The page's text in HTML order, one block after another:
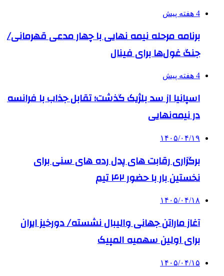
4 هفته پیش
برنامه مرحله نیمه نهایی با چهار مدعی قهرمانی/
جنگ غول‌ها برای فینال
4 هفته پیش
اسپانیا از سد بلژیک گذشت؛ تقابل جذاب با فرانسه
در نیمه‌نهایی
۱۴۰۵/۰۴/۱۹
برگزاری رقابت های پدل رده های سنی برای
نخستین بار با حضور ۴۲ تیم
۱۴۰۵/۰۴/۱۸
آغاز ماراتن جهانی والیبال نشسته/ دورخیز ایران
برای اولین سهمیه المپیک
۱۴۰۵/۰۴/۱۵